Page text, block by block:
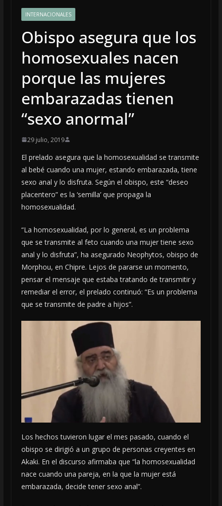
INTERNACIONALES
Obispo asegura que los
homosexuales nacen
porque las mujeres
embarazadas tienen
“sexo anormal”
29 julio, 2019
El prelado asegura que la homosexualidad se transmite
al bebé cuando una mujer, estando embarazada, tiene
sexo anal y lo disfruta. Según el obispo, este “deseo
placentero” es la ‘semilla’ que propaga la
homosexualidad.
“La homosexualidad, por lo general, es un problema
que se transmite al feto cuando una mujer tiene sexo
anal y lo disfruta”, ha asegurado Neophytos, obispo de
Morphou, en Chipre. Lejos de pararse un momento,
pensar el mensaje que estaba tratando de transmitir y
remediar el error, el prelado continuó: “Es un problema
que se transmite de padre a hijos”.
Los hechos tuvieron lugar el mes pasado, cuando el
obispo se dirigió a un grupo de personas creyentes en
Akaki. En el discurso afirmaba que “la homosexualidad
nace cuando una pareja, en la que la mujer está
embarazada, decide tener sexo anal”.